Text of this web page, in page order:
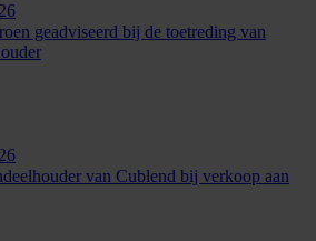
geadviseerd bij de toetreding van
van Cublend bij verkoop aan